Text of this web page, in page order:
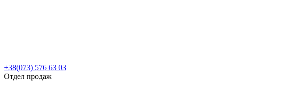
+38(073) 576 63 03
Отдел продаж